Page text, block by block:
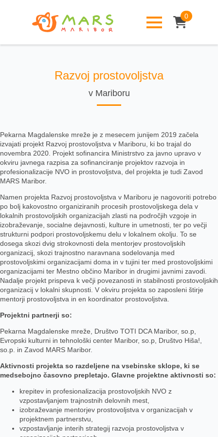
0
Razvoj prostovoljstva
v Mariboru
Pekarna Magdalenske mreže je z mesecem junijem 2019 začela
izvajati projekt Razvoj prostovoljstva v Mariboru, ki bo trajal do
novembra 2020. Projekt sofinancira Ministrstvo za javno upravo v
okviru javnega razpisa za sofinanciranje projektov razvoja in
profesionalizacije NVO in prostovoljstva, del projekta je tudi Zavod
MARS Maribor.
Namen projekta Razvoj prostovoljstva v Mariboru je nagovoriti potrebo
po bolj kakovostno organiziranih procesih prostovoljskega dela v
lokalnih prostovoljskih organizacijah zlasti na področjih vzgoje in
izobraževanje, socialne dejavnosti, kulture in umetnosti, ter po večji
strukturni podpori prostovoljskemu delu v lokalnem okolju. To se
dosega skozi dvig strokovnosti dela mentorjev prostovoljskih
organizacij, skozi trajnostno naravnana sodelovanja med
prostovoljskimi organizacijami doma in v tujini ter med prostovoljskimi
organizacijami ter Mestno občino Maribor in drugimi javnimi zavodi.
Nadalje projekt prispeva k večji povezanosti in stabilnosti prostovoljskih
organizacij v lokalni skupnosti. V okviru projekta so zaposleni štirje
mentorji prostovoljstva in en koordinator prostovoljstva.
Projektni partnerji so:
Pekarna Magdalenske mreže, Društvo TOTI DCA Maribor, so.p,
Evropski kulturni in tehnološki center Maribor, so.p, Društvo Hiša!,
so.p. in Zavod MARS Maribor.
Aktivnosti projekta so razdeljene na vsebinske sklope, ki se
medsebojno časovno prepletajo. Glavne projektne aktivnosti so:
krepitev in profesionalizacija prostovoljskih NVO z
vzpostavljanjem trajnostnih delovnih mest,
izobraževanje mentorjev prostovoljstva v organizacijah v
projektnem partnerstvu,
vzpostavljanje interih strategij razvoja prostovoljstva v